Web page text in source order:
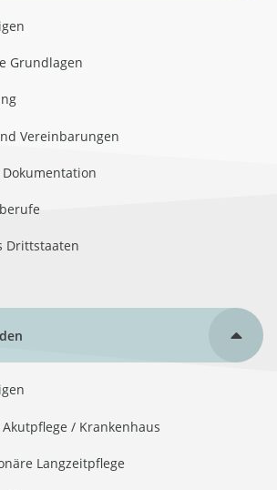
Grundlagen
Vereinbarungen
Drittstaaten
/ Krankenhaus
Langzeitpflege